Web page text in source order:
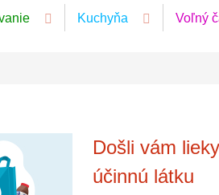
Kuchyňa Voľný
Došli vám
účinnú látku